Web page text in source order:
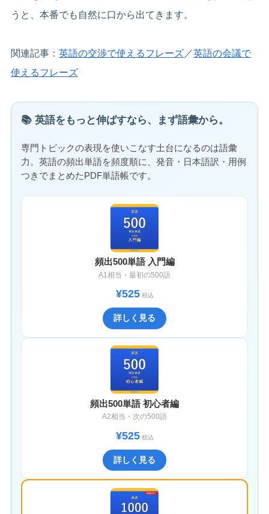
うと、本番でも自然に口から出てきます。
関連記事：英語の交渉で使えるフレーズ ／英語の会議で
使えるフレーズ
📚 英語をもっと伸ばすなら、まず語彙から。
専門トピックの表現を使いこなす土台になるのは語彙
力。英語の頻出単語を頻度順に、発音・日本語訳・用例
つきでまとめたPDF単語帳です。
頻出500単語 入門編
A1相当・最初の500語
¥525税込
詳しく見る
頻出500単語 初心者編
A2相当・次の500語
¥525税込
詳しく見る